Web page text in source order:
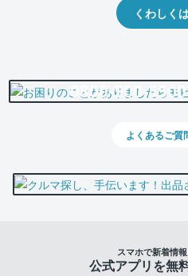
くわしく
0800-500-5500
よくあるご質
スマホで新着情
公式アプリを無